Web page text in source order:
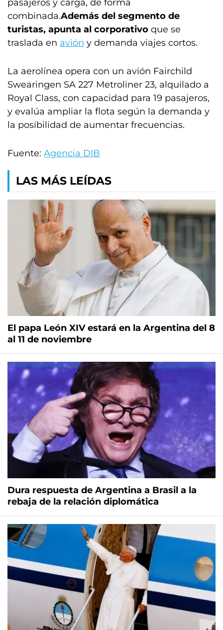
pasajeros y carga, de forma
combinada.Además del segmento de
turistas, apunta al corporativo que se
traslada en avión y demanda viajes cortos.
La aerolínea opera con un avión Fairchild
Swearingen SA 227 Metroliner 23, alquilado a
Royal Class, con capacidad para 19 pasajeros,
y evalúa ampliar la flota según la demanda y
la posibilidad de aumentar frecuencias.
Fuente: Agencia DIB
LAS MÁS LEÍDAS
El papa León XIV estará en la Argentina del 8
al 11 de noviembre
Dura respuesta de Argentina a Brasil a la
rebaja de la relación diplomática